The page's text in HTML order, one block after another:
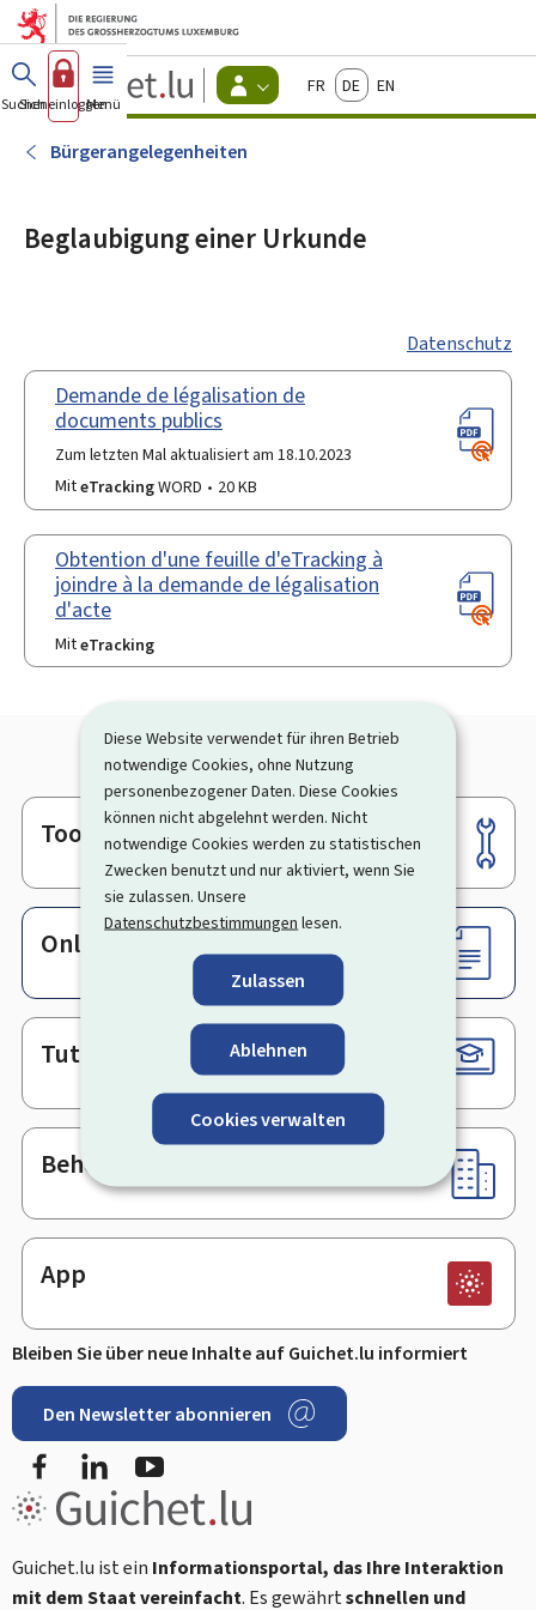
Diese Website verwendet für ihren Betrieb
notwendige Cookies, ohne Nutzung
personenbezogener Daten. Diese Cookies
können nicht abgelehnt werden. Nicht
notwendige Cookies werden zu statistischen
Zwecken benutzt und nur aktiviert, wenn Sie
sie zulassen. Unsere
Datenschutzbestimmungen lesen.
Zulassen
Ablehnen
Cookies verwalten
Zum Hauptmenü
Zum Inhalt
Guichet.lu
Changer
d'espace
FrançaisDeutschEnglish
Suchen
Sich einloggen
Menü Haupt-
Bürgerangelegenheiten
Beglaubigung einer Urkunde
Datenschutz
Demande de légalisation de
documents publics
Zum letzten Mal aktualisiert am 18.10.2023
MiteTrackingWORD 20 KB
Obtention d'une feuille d'eTracking à
joindre à la demande de légalisation
d'acte
MiteTracking
Footer
Tools
Online-Dienste & Formulare
Tutorials
Behörden & sonstige Stellen
App
Bleiben Sie über neue Inhalte auf Guichet.lu informiert
Den Newsletter abonnieren
FacebookLinkedIn
Guichet.lu ist ein Informationsportal, das Ihre Interaktion
mit dem Staat vereinfacht. Es gewährtschnellen und